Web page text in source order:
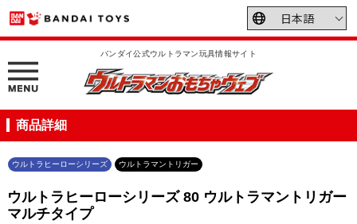
バンダイ公式ウルトラマン玩具情報サイト
商品詳細
ウルトラヒーローシリーズ ウルトラマントリガー
ウルトラヒーローシリーズ 80 ウルトラマントリガー
マルチタイプ